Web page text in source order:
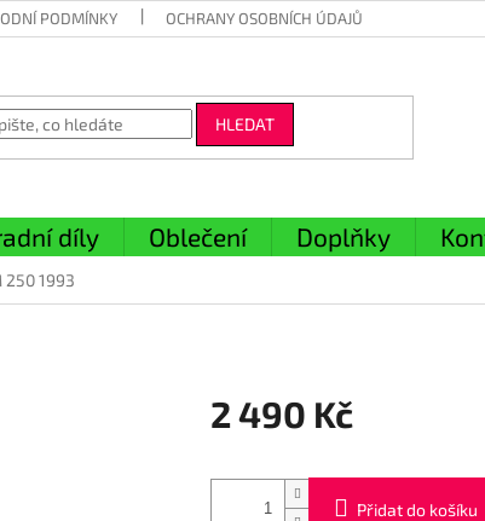
PODMÍNKY OCHRANY OSOBNÍCH ÚDAJŮ
HLEDAT
díly Oblečení Doplňky
250 1993
2 490 Kč
cena:
Přidat do košíku